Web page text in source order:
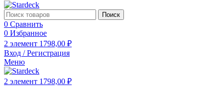
Поиск
0 Сравнить
0 Избранное
2 элемент 1798,00 ₽
Вход / Регистрация
Меню
2 элемент 1798,00 ₽